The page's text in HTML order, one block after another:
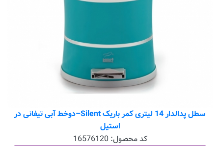
سطل پدالدار 14 لیتری کمر باریک Silent–دوخط آبی تیفانی در
استیل
کد محصول: 16576120